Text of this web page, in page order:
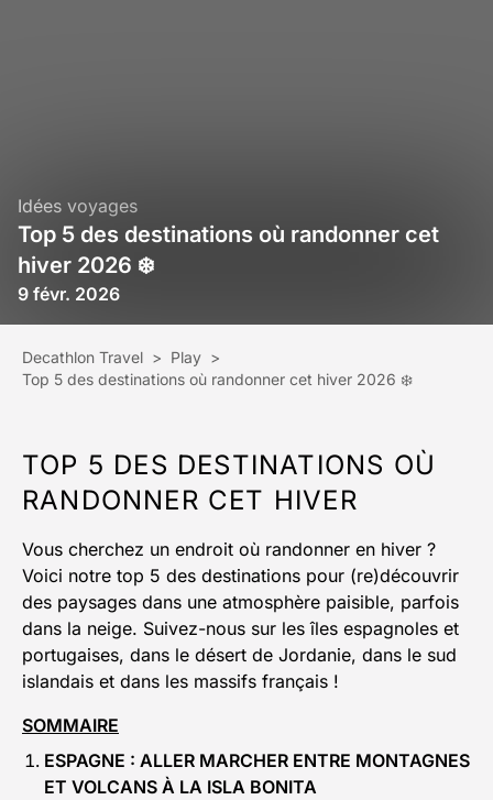
Idées voyages
Top 5 des destinations où randonner cet
hiver 2026 ❄️
9 févr. 2026
Decathlon Travel > Play >
Top 5 des destinations où randonner cet hiver 2026 ❄️
TOP 5 DES DESTINATIONS OÙ
RANDONNER CET HIVER
Vous cherchez un endroit où randonner en hiver ?
Voici notre top 5 des destinations pour (re)découvrir
des paysages dans une atmosphère paisible, parfois
dans la neige. Suivez-nous sur les îles espagnoles et
portugaises, dans le désert de Jordanie, dans le sud
islandais et dans les massifs français !
SOMMAIRE
ESPAGNE : ALLER MARCHER ENTRE MONTAGNES
ET VOLCANS À LA ISLA BONITA